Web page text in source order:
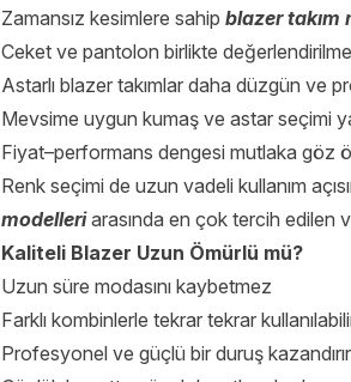
Zamansız kesimlere sahip blazer takım
Ceket ve pantolon birlikte
Astarlı blazer takımlar daha düzgün ve
Mevsime uygun kumaş ve astar seçimi
Fiyat–performans dengesi mutlaka göz
Renk seçimi de uzun vadeli kullanım
modelleri arasında en çok tercih edilen
Kaliteli Blazer Uzun Ömürlü mü?
Uzun süre modasını kaybetmez
Farklı kombinlerle tekrar tekrar
Profesyonel ve güçlü bir duruş kazandırır